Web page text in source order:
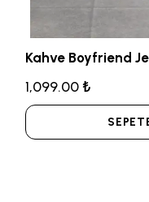
Kahve Boyfriend
1,099.00 ₺